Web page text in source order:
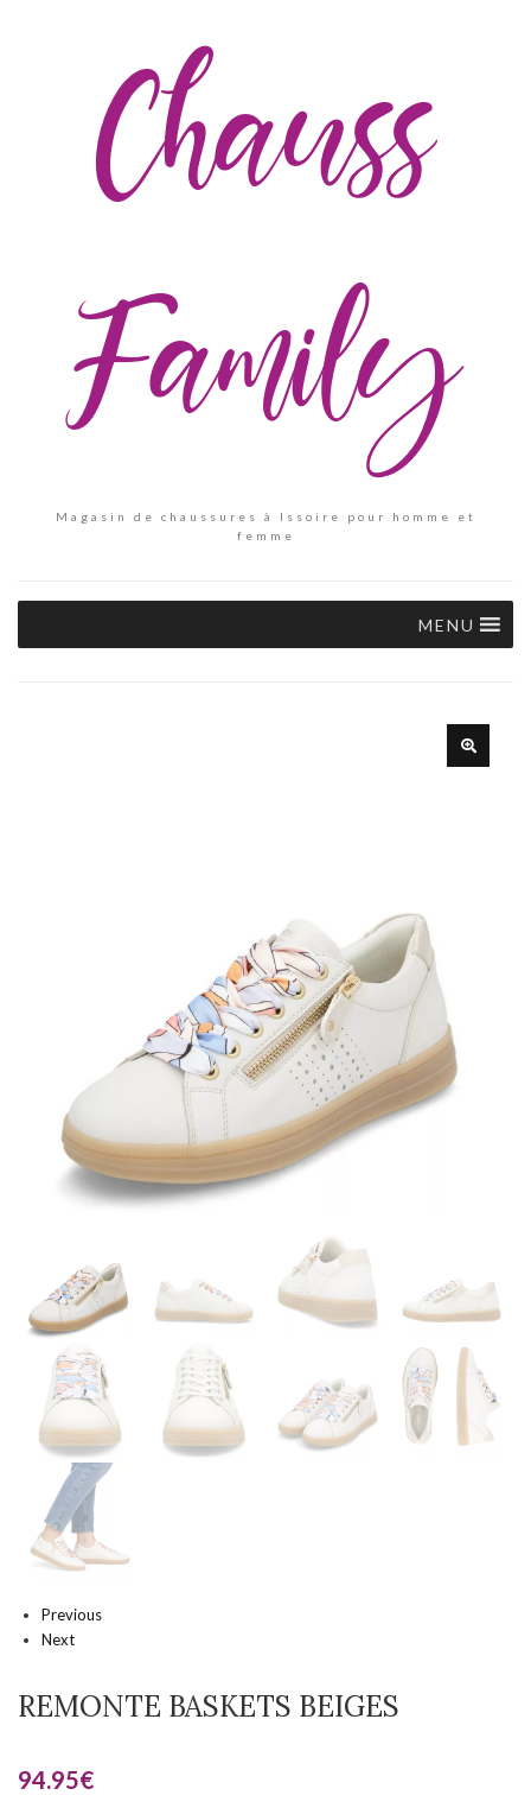
Chauss
Family
Magasin de chaussures à Issoire pour homme et
femme
MENU
Previous
Next
REMONTE BASKETS BEIGES
94.95€